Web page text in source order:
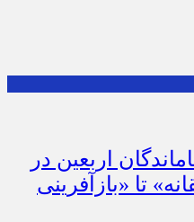
اربعین در
تا «بازآفرینی